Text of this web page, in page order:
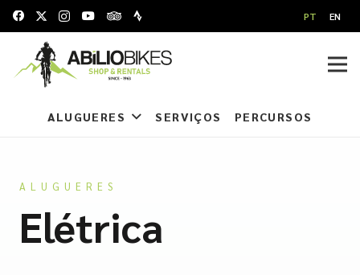
PT EN
ALUGUERES SERVIÇOS PERCURSOS
ALUGUERES
Elétrica